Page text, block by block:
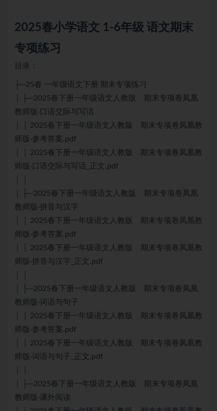
2025春小学语文 1-6年级 语文期末
专项练习
目录：
├─25春 一年级语文下册 期末专项练习
│ ├─2025春下册一年级语文人教版 期末专项卷凤凰
教师版·口语交际与写话
│ │ 2025春下册一年级语文人教版 期末专项卷凤凰教
师版·参考答案.pdf
│ │ 2025春下册一年级语文人教版 期末专项卷凤凰教
师版·口语交际与写话_正文.pdf
│ ├─2025春下册一年级语文人教版 期末专项卷凤凰
教师版·拼音与汉字
│ │ 2025春下册一年级语文人教版 期末专项卷凤凰教
师版·参考答案.pdf
│ │ 2025春下册一年级语文人教版 期末专项卷凤凰教
师版·拼音与汉字_正文.pdf
│ ├─2025春下册一年级语文人教版 期末专项卷凤凰
教师版·词语与句子
│ │ 2025春下册一年级语文人教版 期末专项卷凤凰教
师版·参考答案.pdf
│ │ 2025春下册一年级语文人教版 期末专项卷凤凰教
师版·词语与句子_正文.pdf
│ ├─2025春下册一年级语文人教版 期末专项卷凤凰
教师版·课外阅读